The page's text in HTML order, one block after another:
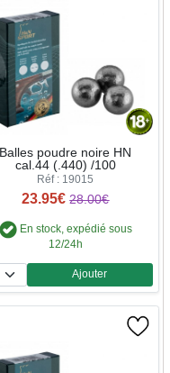
Balles poudre noire HN
cal.44 (.440) /100
Réf : 19015
23.95€ 28.00€
En stock, expédié sous
12/24h
Quantité
Ajouter